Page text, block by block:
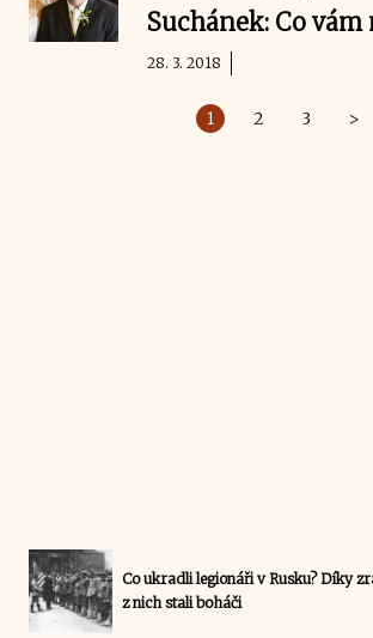
Suchánek: Co
28. 3. 2018
1 2 3 >
Co ukradli legionáři v Rusku? Díky
z nich stali boháči